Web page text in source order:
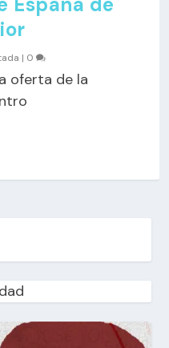
| 0
oferta de la